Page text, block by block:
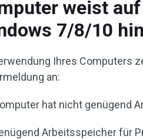
weist
7/8/10 hin
Ihres Computers
an:
hat nicht genügend
Arbeitsspeicher für